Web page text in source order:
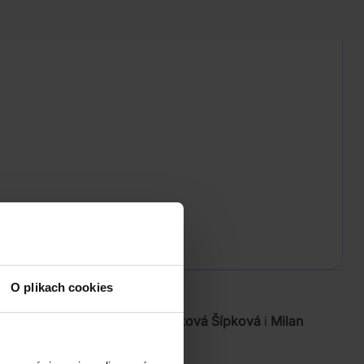
O plikach cookies
Olga Studničková Šípková i Milan